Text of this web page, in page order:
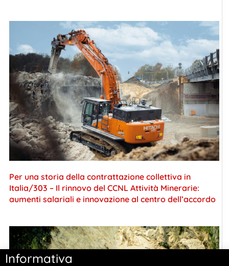
Per una storia della contrattazione collettiva in
Italia/303 – Il rinnovo del CCNL Attività Minerarie:
aumenti salariali e innovazione al centro dell’accordo
Informativa